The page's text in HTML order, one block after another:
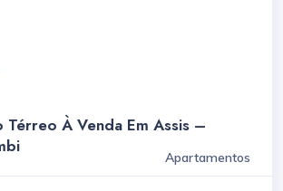
Térreo À Venda Em Assis –
Apartamentos